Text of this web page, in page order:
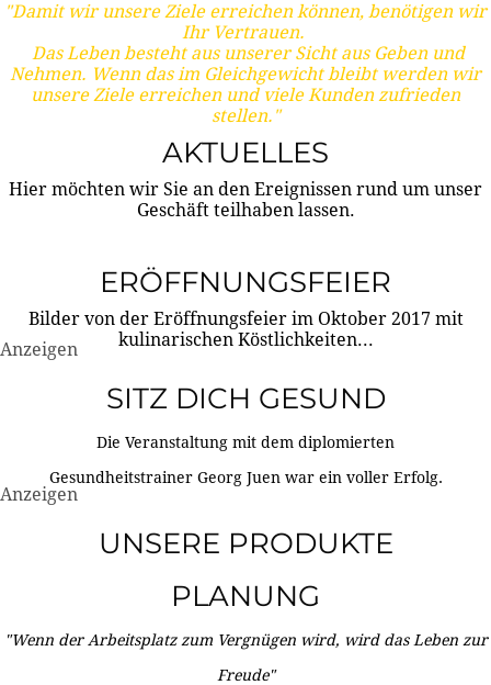
"Damit wir unsere Ziele erreichen können, benötigen wir
Ihr Vertrauen.
Das Leben besteht aus unserer Sicht aus Geben und
Nehmen. Wenn das im Gleichgewicht bleibt werden wir
unsere Ziele erreichen und viele Kunden zufrieden
stellen."
AKTUELLES
Hier möchten wir Sie an den Ereignissen rund um unser
Geschäft teilhaben lassen.
ERÖFFNUNGSFEIER
Bilder von der Eröffnungsfeier im Oktober 2017 mit
kulinarischen Köstlichkeiten...
Anzeigen
SITZ DICH GESUND
Die Veranstaltung mit dem diplomierten
Gesundheitstrainer Georg Juen war ein voller Erfolg.
Anzeigen
UNSERE PRODUKTE
PLANUNG
"Wenn der Arbeitsplatz zum Vergnügen wird, wird das Leben zur
Freude"